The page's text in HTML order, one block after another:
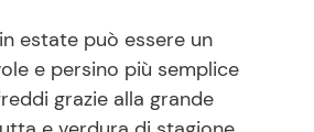
estate può essere un
e persino più semplice
grazie alla grande